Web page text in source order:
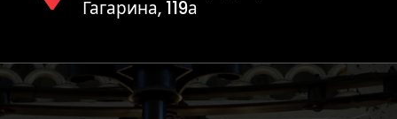
Гагарина, 119а